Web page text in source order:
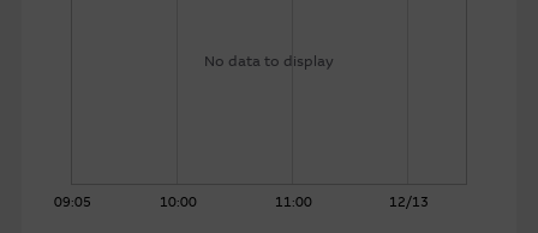
No data to display
09:05 10:00 11:00 12/13